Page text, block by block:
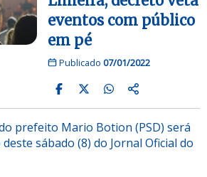
eventos com público
em pé
Publicado 07/01/2022
prefeito Mario Botion (PSD) será
sábado (8) do Jornal Oficial do